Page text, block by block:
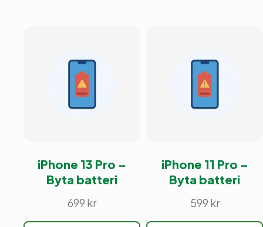
iPhone 13 Pro –
Byta batteri
699 kr
iPhone 11 Pro –
Byta batteri
599 kr